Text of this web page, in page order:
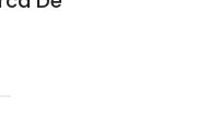
impresoras:
WF-C529R, WF-C579R.